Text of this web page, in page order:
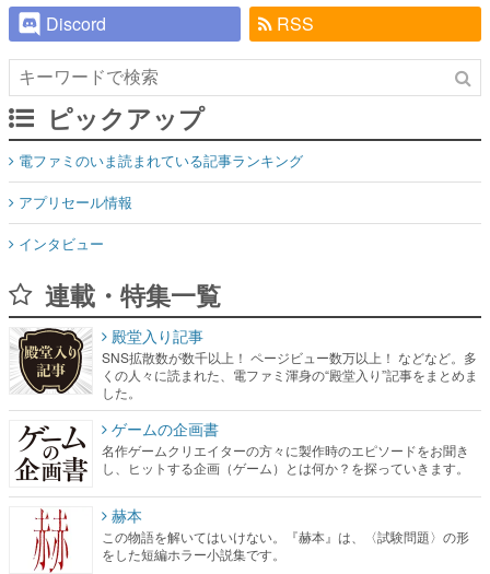
Discord
RSS
ピックアップ
電ファミのいま読まれている記事ランキング
アプリセール情報
インタビュー
連載・特集一覧
殿堂入り記事
SNS拡散数が数千以上！ ページビュー数万以上！ などなど。多
くの人々に読まれた、電ファミ渾身の“殿堂入り”記事をまとめま
した。
ゲームの企画書
名作ゲームクリエイターの方々に製作時のエピソードをお聞き
し、ヒットする企画（ゲーム）とは何か？を探っていきます。
赫本
この物語を解いてはいけない。『赫本』は、〈試験問題〉の形
をした短編ホラー小説集です。